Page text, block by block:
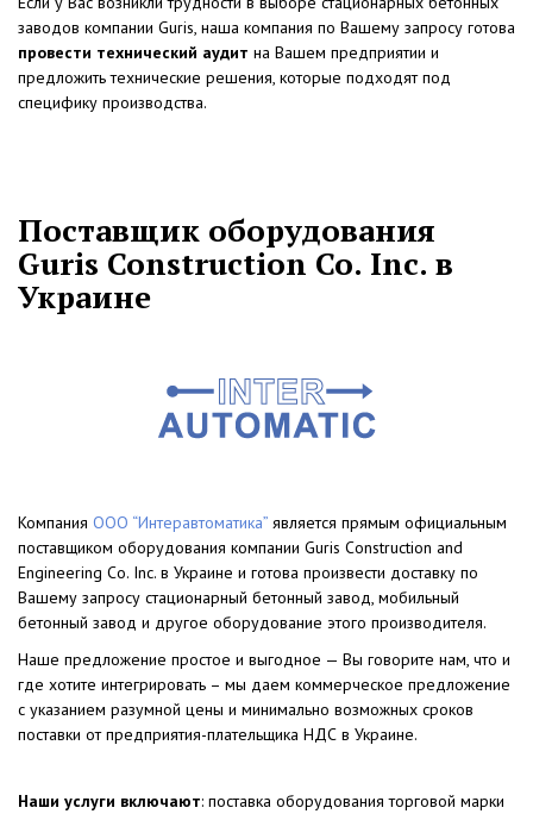
заводов компании Guris, наша компания по Вашему запросу готова
провести технический аудит на Вашем предприятии и
предложить технические решения, которые подходят под
специфику производства.
Поставщик оборудования
Guris Construction Co. Inc. в
Украине
Компания ООО “Интеравтоматика” является прямым официальным
поставщиком оборудования компании Guris Construction and
Engineering Co. Inc. в Украине и готова произвести доставку по
Вашему запросу стационарный бетонный завод, мобильный
бетонный завод и другое оборудование этого производителя.
Наше предложение простое и выгодное — Вы говорите нам, что и
где хотите интегрировать – мы даем коммерческое предложение
с указанием разумной цены и минимально возможных сроков
поставки от предприятия-плательщика НДС в Украине.
Наши услуги включают: поставка оборудования торговой марки